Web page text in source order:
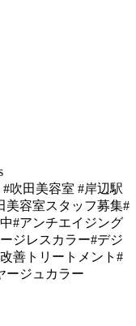
吹田美容室 #岸辺駅
美容室スタッフ募集#
#アンチエイジング
ジレスカラー#デジ
善トリートメント#
ージュカラー